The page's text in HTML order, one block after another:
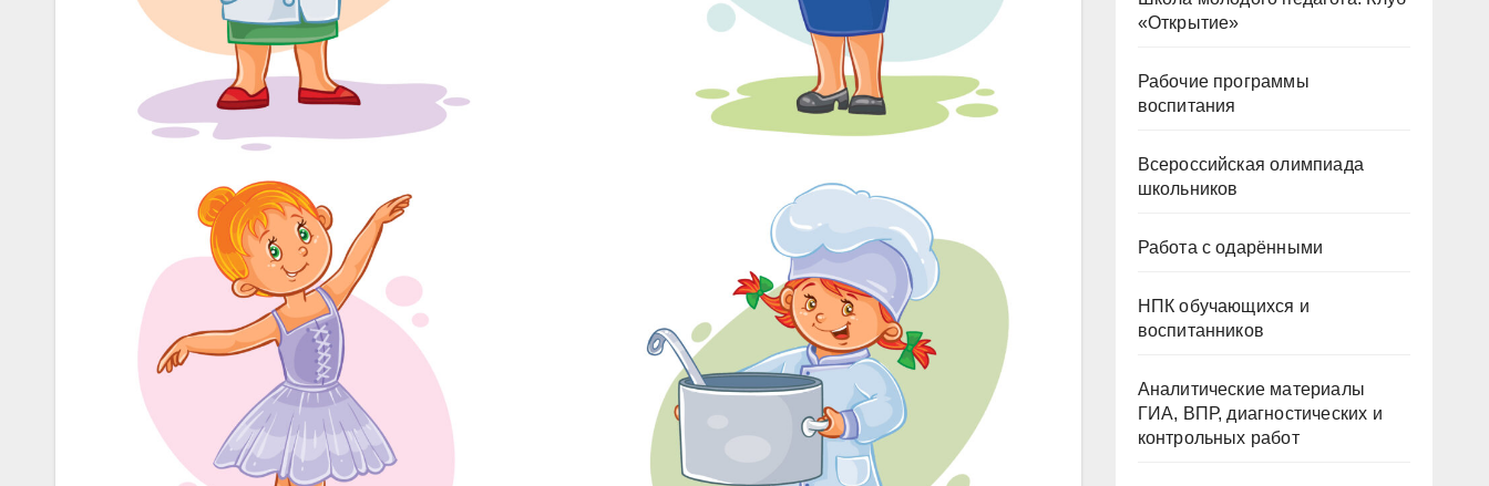
«Открытие»
Рабочие программы
воспитания
Всероссийская олимпиада
школьников
Работа с одарёнными
НПК обучающихся и
воспитанников
Аналитические материалы
ГИА, ВПР, диагностических и
контрольных работ